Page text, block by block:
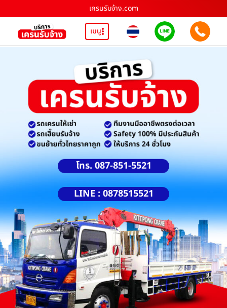
เครนรับจ้าง.com
เมนู
โทร. 087-851-5521
LINE : 0878515521